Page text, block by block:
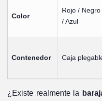
Color
Rojo / Negro
/ Azul
Contenedor Caja
¿Existe realmente la